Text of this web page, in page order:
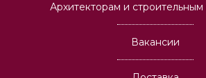
Архитекторам и
Вакансии